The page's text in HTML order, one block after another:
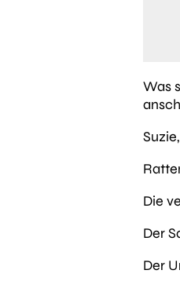
Was
Die
Der
Der